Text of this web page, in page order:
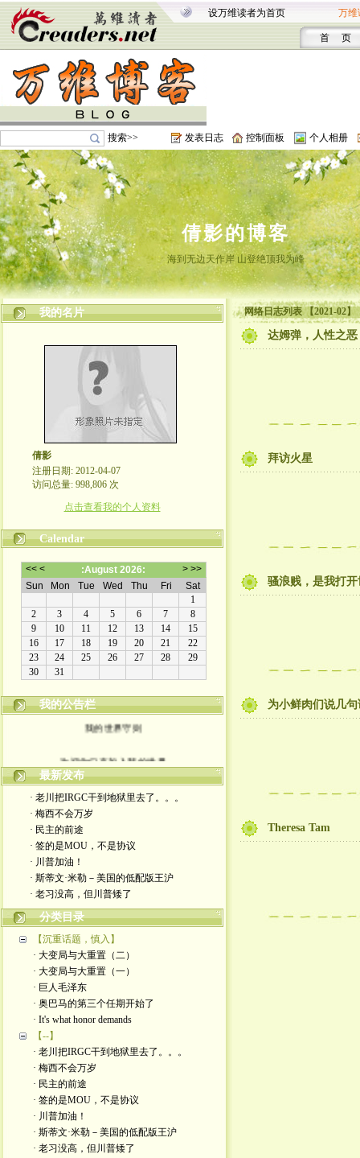
设万维读者为首页 万维
首 页
搜索>> 发表日志 控制面板 个人相册
倩影的博客
海到无边天作岸 山登绝顶我为峰
我的名片
倩影
注册日期: 2012-04-07
访问总量: 998,806 次
点击查看我的个人资料
Calendar
我的公告栏
我的世界守则
入场券上面有正义的光源
此生面对严厉又仁慈的一切
轻松一点 我们一起度过暗夜
最新发布
· 老川把IRGC干到地狱里去了。。。
· 梅西不会万岁
· 民主的前途
· 签的是MOU，不是协议
· 川普加油！
· 斯蒂文·米勒－美国的低配版王沪
· 老习没高，但川普矮了
分类目录
【沉重话题，慎入】
· 大变局与大重置（二）
· 大变局与大重置（一）
· 巨人毛泽东
· 奥巴马的第三个任期开始了
· It's what honor demands
【--】
· 老川把IRGC干到地狱里去了。。。
· 梅西不会万岁
· 民主的前途
· 签的是MOU，不是协议
· 川普加油！
· 斯蒂文·米勒－美国的低配版王沪
· 老习没高，但川普矮了
网络日志列表 【2021-02】
达姆弹，人性之
拜访火星
骚浪贱，是我打
为小鲜肉们说几句
Theresa Tam